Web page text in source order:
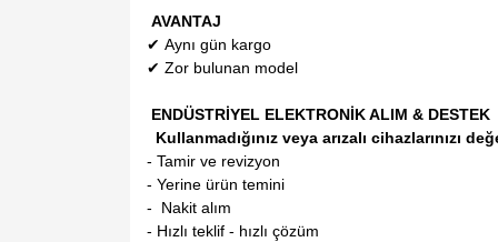
AVANTAJ
✔ Aynı gün kargo
✔ Zor bulunan model
ENDÜSTRİYEL ELEKTRONİK ALIM & DESTEK
Kullanmadığınız veya arızalı cihazlarınızı
- Tamir ve revizyon
- Yerine ürün temini
- Nakit alım
- Hızlı teklif - hızlı çözüm